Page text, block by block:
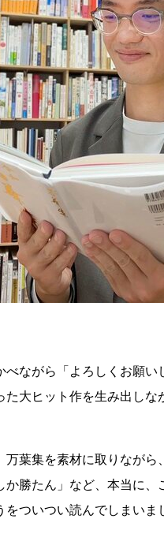
ながら「よろしくお願い
た大ヒット作を生み出し
葉集を素材に取りながら
勝たん」など、本当に
ついつい読んでしまいま